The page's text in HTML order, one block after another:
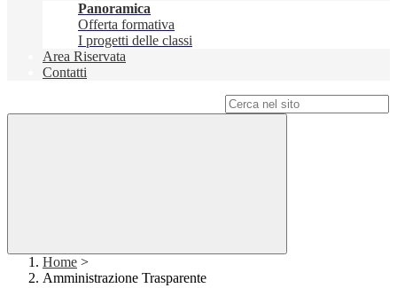
Panoramica
Offerta formativa
I progetti delle classi
Area Riservata
Contatti
Home >
Amministrazione Trasparente